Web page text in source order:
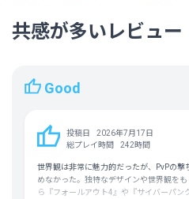
平均実績解除率 33.2%（5/
共感が多いレビュー
Good
投稿日
2026年7月17日
総プレイ時間
242時間
世界観は非常に魅力的だったが、PvPの
めなかった。独特なデザインや世界観を
ら『フォールアウト4』や『サイバーパン